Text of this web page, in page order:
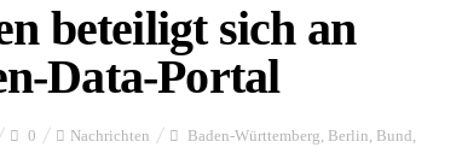
beteiligt sich an
Data-Portal
0 Nachrichten Baden-Württemberg, Berlin, Bund ,